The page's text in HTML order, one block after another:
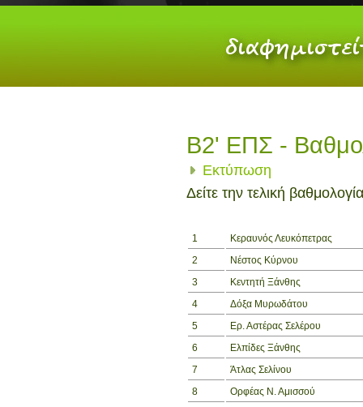
Β2' ΕΠΣ -
Εκτύπωση
Δείτε την τελική
1
Κεραυνός Λευκόπετρας
2
Νέστος Κύρνου
3
Κεντητή Ξάνθης
4
Δόξα Μυρωδάτου
5
Ερ. Αστέρας Σελέρου
6
Ελπίδες Ξάνθης
7
Άτλας Σελίνου
8
Ορφέας Ν. Αμισσού